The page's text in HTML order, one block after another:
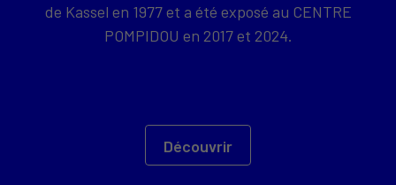
de Kassel en 1977 et a été exposé au CENTRE
POMPIDOU en 2017 et 2024.
Découvrir